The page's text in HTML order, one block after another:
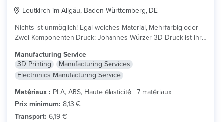
Leutkirch im Allgäu, Baden-Württemberg, DE
Nichts ist unmöglich! Egal welches Material, Mehrfarbig oder
Zwei-Komponenten-Druck: Johannes Würzer 3D-Druck ist ihr...
Manufacturing Service
3D Printing
Manufacturing Services
Electronics Manufacturing Service
Matériaux : PLA, ABS, Haute élasticité +7 matériaux
Prix minimum: 8,13 €
Transport: 6,19 €